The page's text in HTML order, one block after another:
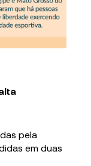
pela
em duas